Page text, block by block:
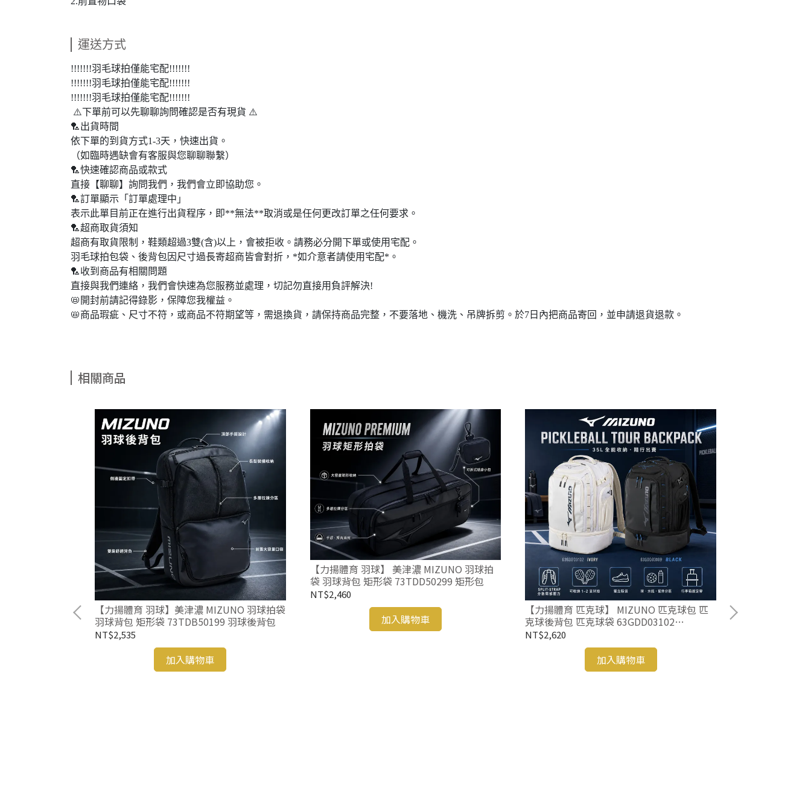
運送方式
!!!!!!!羽毛球拍僅能宅配!!!!!!!
!!!!!!!羽毛球拍僅能宅配!!!!!!!
!!!!!!!羽毛球拍僅能宅配!!!!!!!
⚠️下單前可以先聊聊詢問確認是否有現貨 ⚠️
🏸出貨時間
依下單的到貨方式1-3天，快速出貨。
（如臨時遇缺會有客服與您聊聊聯繫）
🏸快速確認商品或款式
直接【聊聊】詢問我們，我們會立即協助您。
🏸訂單顯示「訂單處理中」
表示此單目前正在進行出貨程序，即**無法**取消或是任何更改訂單之任何要求。
🏸超商取貨須知
超商有取貨限制，鞋類超過3雙(含)以上，會被拒收。請務必分開下單或使用宅配。
羽毛球拍包袋、後背包因尺寸過長寄超商皆會對折，*如介意者請使用宅配*。
🏸收到商品有相關問題
直接與我們連絡，我們會快速為您服務並處理，切記勿直接用負評解決!
📛開封前請記得錄影，保障您我權益。
📛商品瑕疵、尺寸不符，或商品不符期望等，需退換貨，請保持商品完整，不要落地、機洗、吊牌拆剪。於7日內把商品寄回，並申請退貨退款。
相關商品
【力揚體育 羽球】美津濃 MIZUNO 羽球拍袋
羽球背包 矩形袋 73TDB50199 羽球後背包
NT$2,535
加入購物車
【力揚體育 羽球】 美津濃 MIZUNO 羽球拍
袋 羽球背包 矩形袋 73TDD50299 矩形包
NT$2,460
加入購物車
【力揚體育 匹克球】 MIZUNO 匹克球包 匹
克球後背包 匹克球袋 63GDD03102
63GDD03109 匹克球拍
NT$2,620
加入購物車